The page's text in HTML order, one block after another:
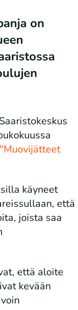
on
"Muovijätteet
käyneet
että
joista saa
että aloite
kevään